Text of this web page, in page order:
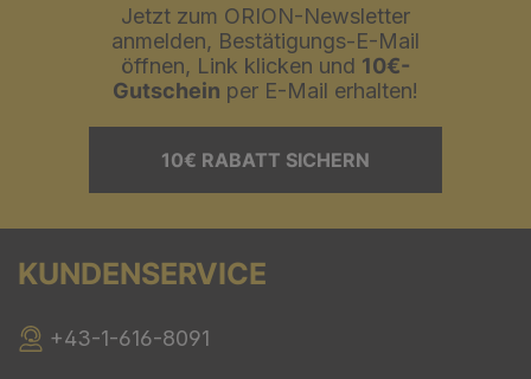
Jetzt zum ORION-Newsletter
anmelden, Bestätigungs-E-Mail
öffnen, Link klicken und 10€-
Gutschein per E-Mail erhalten!
10€ RABATT SICHERN
KUNDENSERVICE
+43-1-616-8091